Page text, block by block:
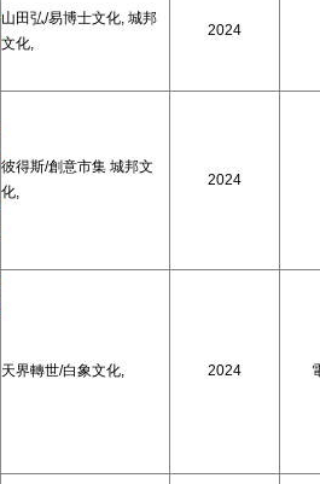
山田弘/易博士文化, 城邦
文化,
2024
彼得斯/創意市集 城邦文
化,
2024
天界轉世/白象文化, 2024